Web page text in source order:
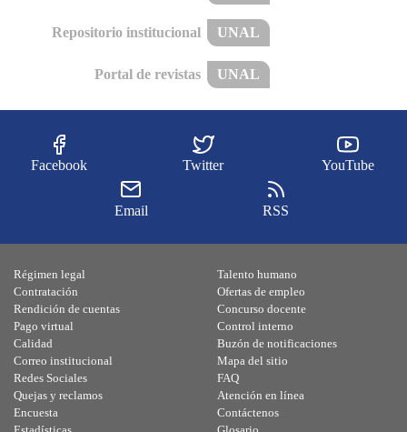
Repositorio institucional UNAL
Portal de revistas UNAL
Facebook Twitter YouTube
Email RSS
Régimen legal
Contratación
Rendición de cuentas
Pago virtual
Calidad
Talento humano
Ofertas de empleo
Concurso docente
Control interno
Buzón de notificaciones
Correo institucional
Redes Sociales
Quejas y reclamos
Encuesta
Mapa del sitio
FAQ
Atención en línea
Contáctenos